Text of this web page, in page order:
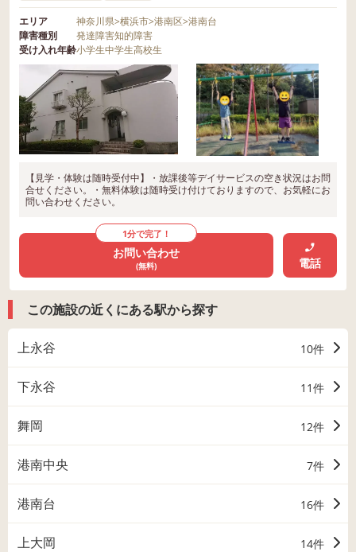
エリア 神奈川県>横浜市>港南区>港南台
障害種別
発達障害知的障害
受け入れ年齢小学生中学生高校生
【見学・体験は随時受付中】・放課後等デイサービスの空き状況はお問
合せください。・無料体験は随時受け付けておりますので、お気軽にお
問い合わせください。
1分で完了！
お問い合わせ
(無料) 電話
この施設の近くにある駅から探す
上永谷 10件
下永谷 11件
舞岡 12件
港南中央 7件
港南台 16件
上大岡 14件